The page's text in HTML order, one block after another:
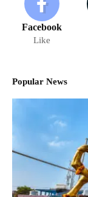
Facebook
Like
Popular News